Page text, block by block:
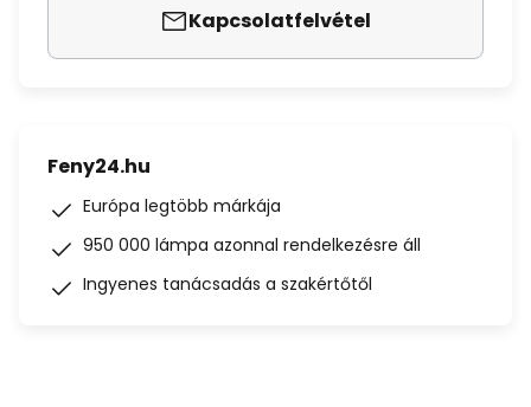
Kapcsolatfelvétel
Feny24.hu
Európa legtöbb márkája
950 000 lámpa azonnal rendelkezésre áll
Ingyenes tanácsadás a szakértőtől